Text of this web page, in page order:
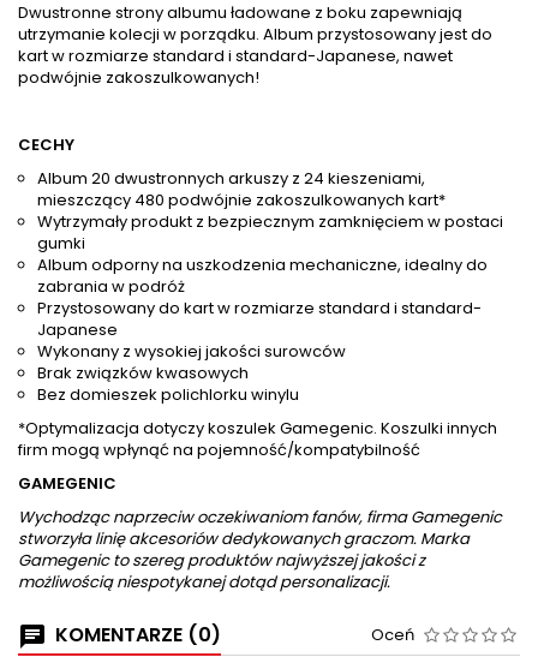
Dwustronne strony albumu ładowane z boku zapewniają
utrzymanie kolecji w porządku. Album przystosowany jest do
kart w rozmiarze standard i standard-Japanese, nawet
podwójnie zakoszulkowanych!
CECHY
Album 20 dwustronnych arkuszy z 24 kieszeniami,
mieszczący 480 podwójnie zakoszulkowanych kart*
Wytrzymały produkt z bezpiecznym zamknięciem w postaci
gumki
Album odporny na uszkodzenia mechaniczne, idealny do
zabrania w podróż
Przystosowany do kart w rozmiarze standard i standard-
Japanese
Wykonany z wysokiej jakości surowców
Brak związków kwasowych
Bez domieszek polichlorku winylu
*Optymalizacja dotyczy koszulek Gamegenic. Koszulki innych
firm mogą wpłynąć na pojemność/kompatybilność
GAMEGENIC
Wychodząc naprzeciw oczekiwaniom fanów, firma Gamegenic
stworzyła linię akcesoriów dedykowanych graczom. Marka
Gamegenic to szereg produktów najwyższej jakości z
możliwością niespotykanej dotąd personalizacji.
KOMENTARZE (0) Oceń